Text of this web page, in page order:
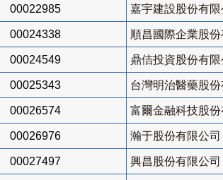
00022985 嘉宇建設股份有限
00024338 順昌國際企業股份
00024549 鼎佶投資股份有限
00025343 台灣明治醫藥股份
00026574 富爾金融科技股份
00026976 瀚于股份有限公司
00027497 興昌股份有限公司